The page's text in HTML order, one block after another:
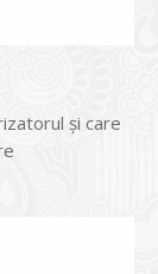
și care